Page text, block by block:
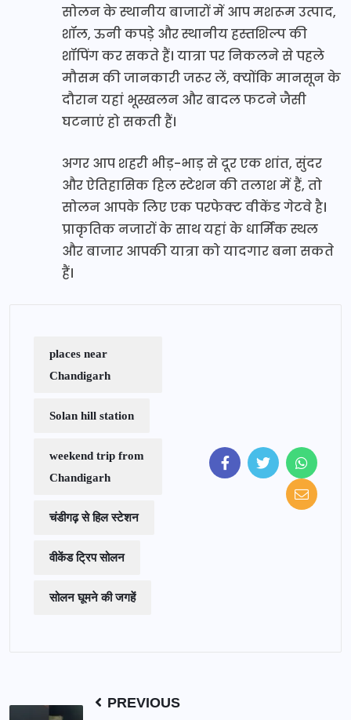
सोलन के स्थानीय बाजारों में आप मशरूम उत्पाद,
शॉल, ऊनी कपड़े और स्थानीय हस्तशिल्प की
शॉपिंग कर सकते हैं। यात्रा पर निकलने से पहले
मौसम की जानकारी जरूर लें, क्योंकि मानसून के
दौरान यहां भूस्खलन और बादल फटने जैसी
घटनाएं हो सकती हैं।
अगर आप शहरी भीड़-भाड़ से दूर एक शांत, सुंदर
और ऐतिहासिक हिल स्टेशन की तलाश में हैं, तो
सोलन आपके लिए एक परफेक्ट वीकेंड गेटवे है।
प्राकृतिक नजारों के साथ यहां के धार्मिक स्थल
और बाजार आपकी यात्रा को यादगार बना सकते
हैं।
places near
Chandigarh
Solan hill station
weekend trip from
Chandigarh
चंडीगढ़ से हिल स्टेशन
वीकेंड ट्रिप सोलन
सोलन घूमने की जगहें
PREVIOUS